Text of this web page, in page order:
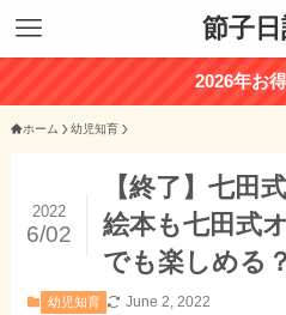
節子
2026年お
ホーム 幼児知育
【終了】七田
絵本も七田式
でも楽しめる？
2022
6/02
幼児知育 June 2, 2022